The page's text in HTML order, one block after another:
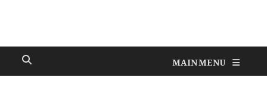
MAIN MENU